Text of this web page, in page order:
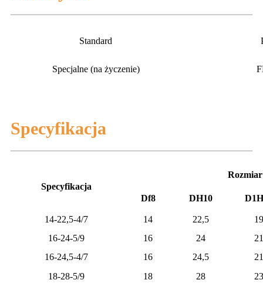
Standard
Specjalne (na życzenie)
Specyfikacja
Specyfikacja
Df8 DH10
14-22,5-4/7 14 22,5
19
16-24-5/9
16 24
21
16-24,5-4/7
16 24,5
21
18-28-5/9
18 28
23